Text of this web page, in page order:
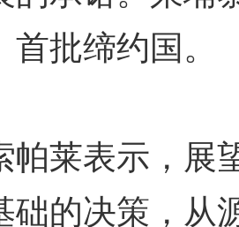
批缔约国。
莱表示，展
础的决策，从